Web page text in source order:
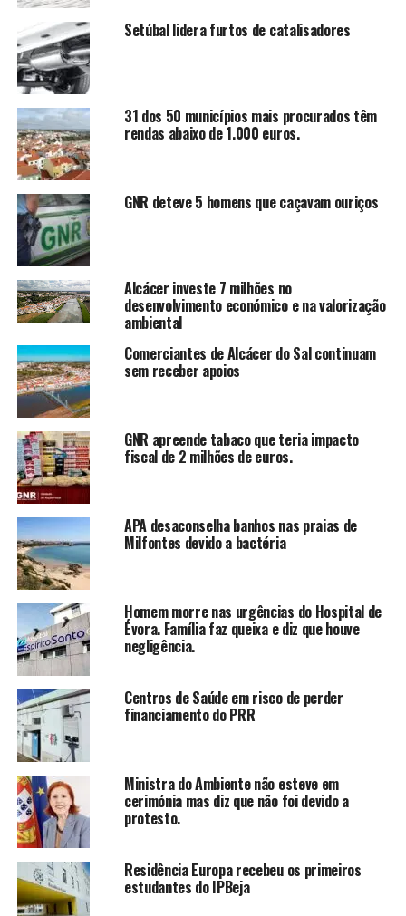
Setúbal lidera furtos de catalisadores
31 dos 50 municípios mais procurados têm
rendas abaixo de 1.000 euros.
GNR deteve 5 homens que caçavam ouriços
Alcácer investe 7 milhões no
desenvolvimento económico e na valorização
ambiental
Comerciantes de Alcácer do Sal continuam
sem receber apoios
GNR apreende tabaco que teria impacto
fiscal de 2 milhões de euros.
APA desaconselha banhos nas praias de
Milfontes devido a bactéria
Homem morre nas urgências do Hospital de
Évora. Família faz queixa e diz que houve
negligência.
Centros de Saúde em risco de perder
financiamento do PRR
Ministra do Ambiente não esteve em
cerimónia mas diz que não foi devido a
protesto.
Residência Europa recebeu os primeiros
estudantes do IPBeja